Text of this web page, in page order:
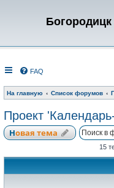
FAQ
На главную Список форумов
Проект
Новая тема
15